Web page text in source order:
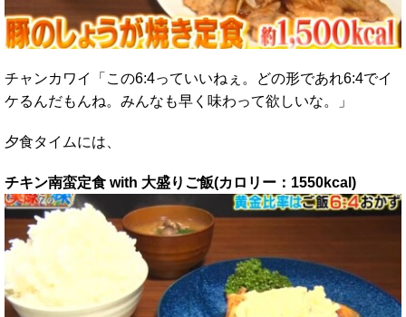
チャンカワイ「この6:4っていいねぇ。どの形であれ6:4でイ
ケるんだもんね。みんなも早く味わって欲しいな。」
夕食タイムには、
チキン南蛮定食 with 大盛りご飯(カロリー：1550kcal)